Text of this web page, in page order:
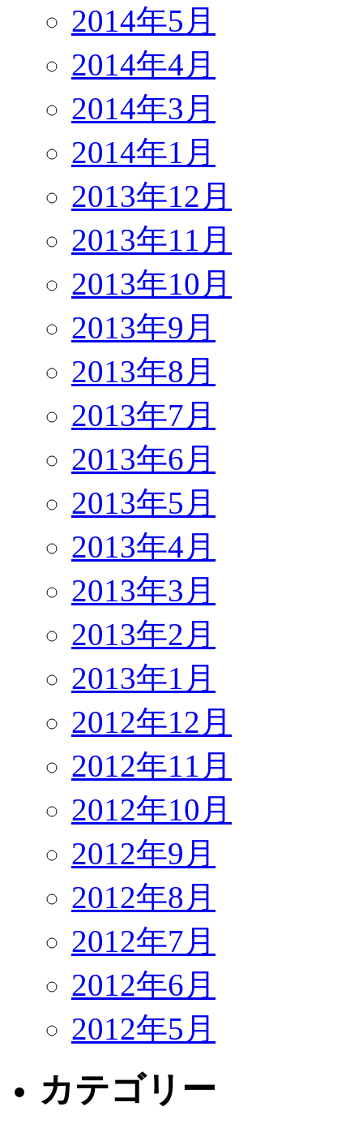
2014年5月
2014年4月
2014年3月
2014年1月
2013年12月
2013年11月
2013年10月
2013年9月
2013年8月
2013年7月
2013年6月
2013年5月
2013年4月
2013年3月
2013年2月
2013年1月
2012年12月
2012年11月
2012年10月
2012年9月
2012年8月
2012年7月
2012年6月
2012年5月
カテゴリー